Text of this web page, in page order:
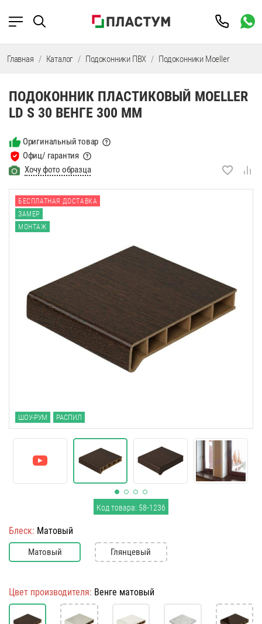
Главная Каталог Подоконники ПВХ Подоконники Moeller
ПОДОКОННИК ПЛАСТИКОВЫЙ MOELLER
LD S 30 ВЕНГЕ 300 ММ
Оригинальный товар
Офиц/ гарантия
Хочу фото образца
БЕСПЛАТНАЯ ДОСТАВКА
ЗАМЕР
МОНТАЖ
ШОУ-РУМ РАСПИЛ
Код товара: 58-1236
Блеск: Матовый
Матовый Глянцевый
Цвет производителя: Венге матовый